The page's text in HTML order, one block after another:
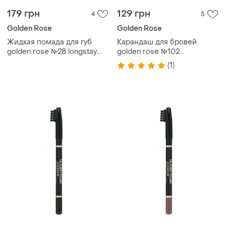
179 грн 4
Golden Rose
Жидкая помада для губ
golden rose №28 longstay
129 грн 5
Golden Rose
Карандаш для бровей
golden rose №102
коричневый голден роуз
(1)